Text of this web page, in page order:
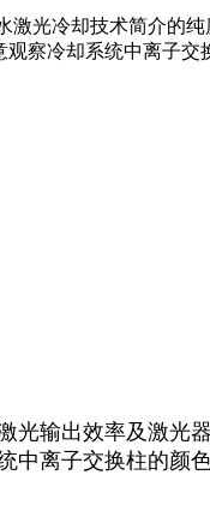
光冷却技术简介的
察冷却系统中离子
输出效率及激光
离子交换柱的颜